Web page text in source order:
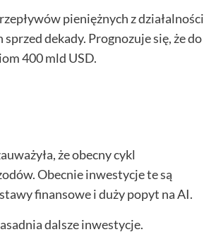
pieniężnych z działalności
dekady. Prognozuje się, że do
400 mld USD.
że obecny cykl
Obecnie inwestycje te są
finansowe i duży popyt na AI.
dalsze inwestycje.